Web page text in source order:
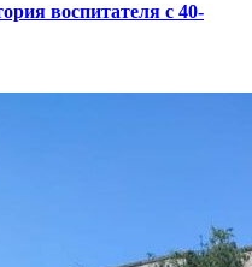
воспитателя с 40-